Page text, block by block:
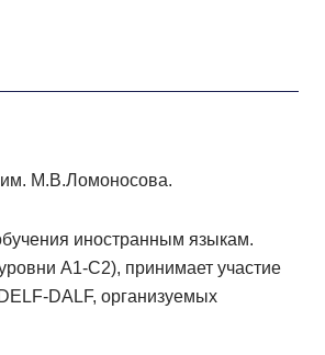
им. М.В.Ломоносова.
иностранным языкам.
А1-С2), принимает участие
DELF-DALF, организуемых